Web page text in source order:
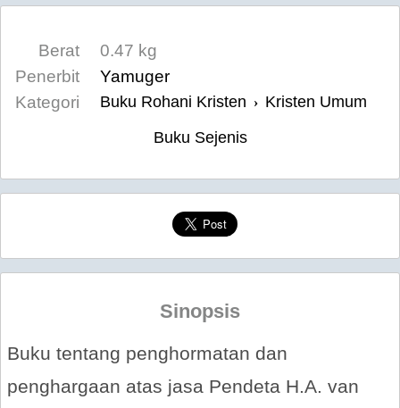
Berat
0.47 kg
Penerbit
Yamuger
Kategori
Buku Rohani Kristen › Kristen Umum
Buku Sejenis
Sinopsis
Buku tentang penghormatan dan
penghargaan atas jasa Pendeta H.A. van